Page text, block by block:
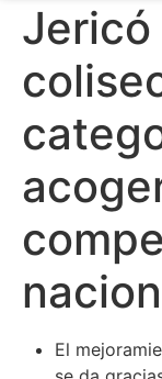
Jericó
El